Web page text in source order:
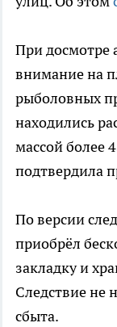
При досмотре
внимание на
рыболовных
находились
массой более
подтвердила
По версии
приобрёл
закладку и
Следствие не
сбыта.